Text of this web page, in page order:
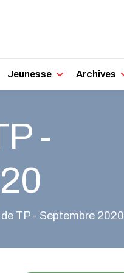
Jeunesse Archives
-
TP - Septembre 2020